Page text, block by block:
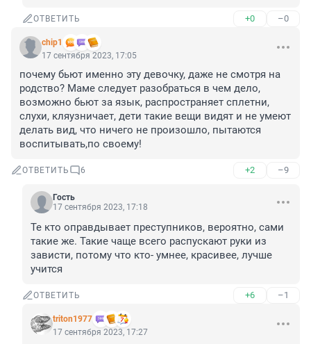
ОТВЕТИТЬ +0 –0
chip1
17 сентября 2023, 17:05
почему бьют именно эту девочку, даже не смотря на
родство? Маме следует разобраться в чем дело,
возможно бьют за язык, распространяет сплетни,
слухи, кляузничает, дети такие вещи видят и не умеют
делать вид, что ничего не произошло, пытаются
воспитывать,по своему!
ОТВЕТИТЬ 6 +2 –9
Гость
17 сентября 2023, 17:18
Те кто оправдывает преступников, вероятно, сами
такие же. Такие чаще всего распускают руки из
зависти, потому что кто- умнее, красивее, лучше
учится
ОТВЕТИТЬ +6 –1
triton1977
17 сентября 2023, 17:27